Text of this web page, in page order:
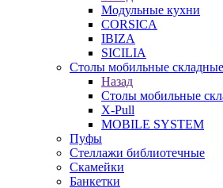
Модульные кухни
CORSICA
IBIZA
SICILIA
Столы мобильные складные
Назад
Столы мобильные
X-Pull
MOBILE SYSTEM
Пуфы
Стеллажи библиотечные
Скамейки
Банкетки